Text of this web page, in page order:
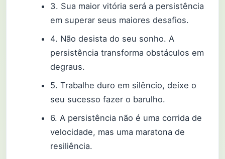
3. Sua maior vitória será a persistência
em superar seus maiores desafios.
4. Não desista do seu sonho. A
persistência transforma obstáculos em
degraus.
5. Trabalhe duro em silêncio, deixe o
seu sucesso fazer o barulho.
6. A persistência não é uma corrida de
velocidade, mas uma maratona de
resiliência.